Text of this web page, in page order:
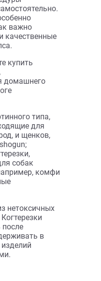
пуходерку для
предложения. У
модели,
аккуратного
подшёрстка.
вариант
шерстяным
модели,
зубьев
и простым для
для собаки.
по размеру
собак:
маленькая.
какая
породе.
эргономичной
для собак,
для удобства
не придётся
питомца в